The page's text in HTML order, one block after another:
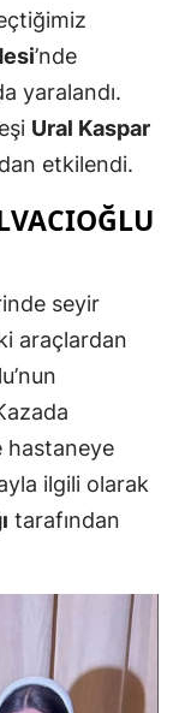
Erzincan
Erzurum
Eskişehir
Giresun
Hakkari
Mersin
İstanbul
Kastamonu
’nde
yaralandı.
Ural Kaspar
etkilendi.
seyir
araçlardan
hastaneye
ilgili olarak
tarafından